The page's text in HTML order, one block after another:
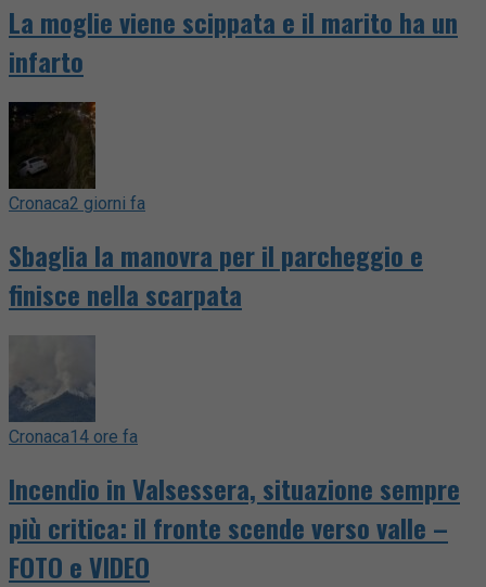
La moglie viene scippata e il marito ha un
infarto
Cronaca2 giorni fa
Sbaglia la manovra per il parcheggio e
finisce nella scarpata
Cronaca14 ore fa
Incendio in Valsessera, situazione sempre
più critica: il fronte scende verso valle –
FOTO e VIDEO